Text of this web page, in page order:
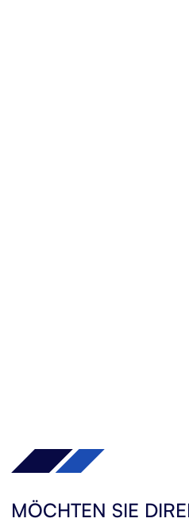
MÖCHTEN SIE